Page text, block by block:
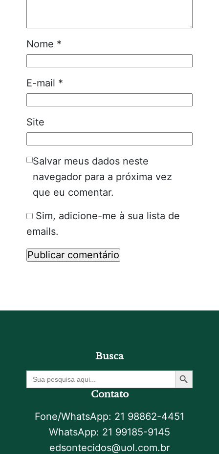
Nome *
E-mail *
Site
Salvar meus dados neste
navegador para a próxima vez
que eu comentar.
Sim, adicione-me à sua lista de
emails.
Busca
Procurar
por:
Botão De Pesquisa
Contato
Fone/WhatsApp: 21 98862-4451
WhatsApp: 21 99185-9145
edsontecidos@uol.com.br